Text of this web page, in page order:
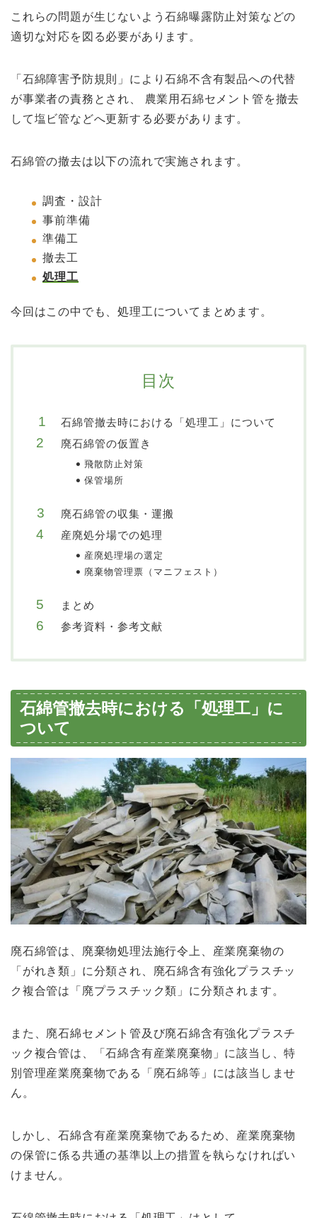
これらの問題 が生じ ない よう石綿曝露防止対策などの
適切な対応を図る必要があります。
「石綿障害予防規則」 により石綿不含有製品への代替
が事業者の責務と され、 農業用石綿セメント管 を撤去
して塩ビ管などへ更新する必要があります。
石綿管の撤去は以下の流れで実施されます。
調査・設計
事前準備
準備工
撤去工
処理工
今回はこの中でも、処理工についてまとめます。
目次
石綿管撤去時における「処理工」について
廃石綿管の仮置き
飛散防止対策
保管場所
廃石綿管の収集・運搬
産廃処分場での処理
産廃処理場の選定
廃棄物管理票（マニフェスト）
まとめ
参考資料・参考文献
石綿管撤去時における「処理工」に
ついて
廃石綿管は、廃棄物処理法施行令上、産業廃棄物の
「がれき類」に分類さ れ、廃石綿含有強化プラスチッ
ク複合管は「廃プラスチック類」 に分類されます。
また、廃石綿セメント管及び廃石綿含有強化プラスチ
ック複合管は
、「石綿含有産業廃棄物」に該当し、特
別管理産業廃棄物である「 廃石綿等」には該当しませ
ん。
しかし、石綿含有産業廃棄物である ため 産業廃棄物
の保管に係る共通の基準以上の措置を執らなければい
けません。